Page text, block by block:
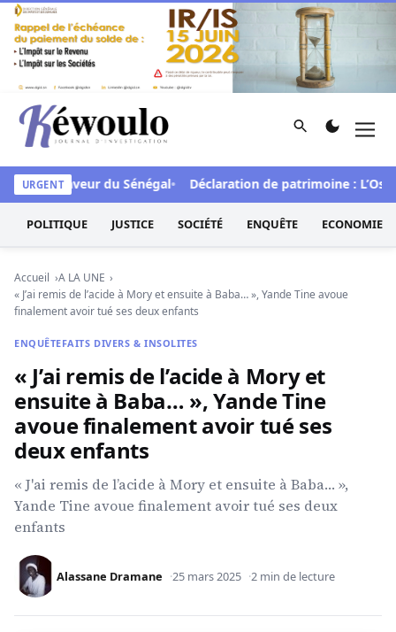
Aller au contenu
Kéwoulo, le premier site d'information et d'investigation
Rechercher
URGENT
en faveur du Sénégal Déclaration de patrimoine : L’Osidea
POLITIQUE JUSTICE SOCIÉTÉ ENQUÊTE ECONOMIE
Accueil
A LA UNE
« J’ai remis de l’acide à Mory et ensuite à Baba… », Yande Tine avoue
finalement avoir tué ses deux enfants
ENQUÊTEFAITS DIVERS & INSOLITES
« J’ai remis de l’acide à Mory et
ensuite à Baba… », Yande Tine
avoue finalement avoir tué ses
deux enfants
« J'ai remis de l’acide à Mory et ensuite à Baba… »,
Yande Tine avoue finalement avoir tué ses deux
enfants
Alassane Dramane 25 mars 2025 2 min de lecture